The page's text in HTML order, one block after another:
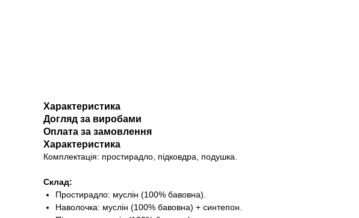
Характеристика
Догляд за виробами
Оплата за замовлення
Характеристика
Комплектація: простирадло, підковдра, подушка.
Склад:
Простирадло: муслін (100% бавовна).
Наволочка: муслін (100% бавовна) + синтепон.